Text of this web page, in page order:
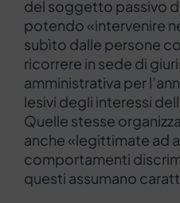
del soggetto passivo
potendo «intervenire
subìto dalle persone
ricorrere in sede di
amministrativa per
lesivi degli interessi
Quelle stesse
anche «legittimate ad
comportamenti
questi assumano